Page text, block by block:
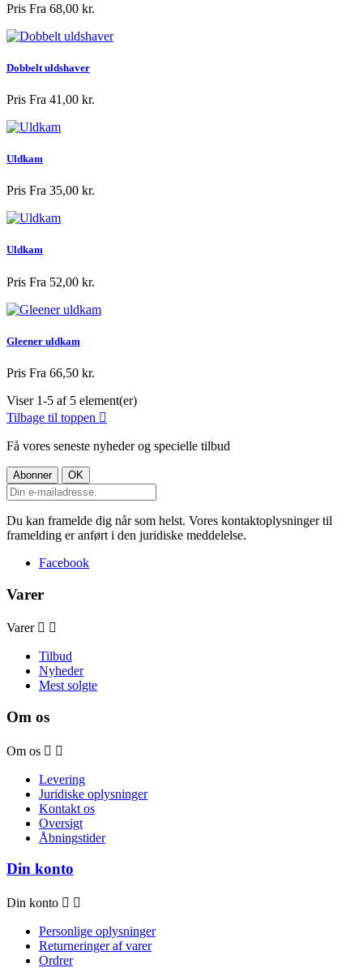
Pris Fra 68,00 kr.
Dobbelt uldshaver
Pris Fra 41,00 kr.
Uldkam
Pris Fra 35,00 kr.
Uldkam
Pris Fra 52,00 kr.
Gleener uldkam
Pris Fra 66,50 kr.
Viser 1-5 af 5 element(er)
Tilbage til toppen 
Få vores seneste nyheder og specielle tilbud
Du kan framelde dig når som helst. Vores kontaktoplysninger til
framelding er anført i den juridiske meddelelse.
Facebook
Varer
Varer  
Tilbud
Nyheder
Mest solgte
Om os
Om os  
Levering
Juridiske oplysninger
Kontakt os
Oversigt
Åbningstider
Din konto
Din konto  
Personlige oplysninger
Returneringer af varer
Ordrer